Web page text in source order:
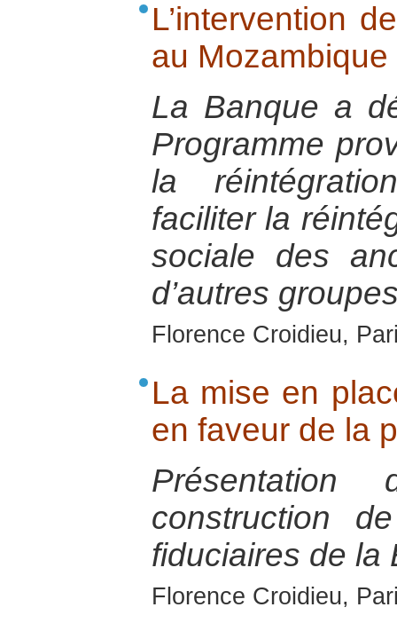
L’intervention
au
La Banque a
Programme
la
faciliter la
sociale des
d’autres
Florence Croidieu,
La mise en
en faveur de la
construction
fiduciaires de la
Florence Croidieu,